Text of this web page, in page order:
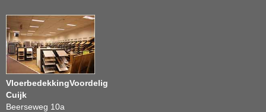
VloerbedekkingVoordelig
Cuijk
Beerseweg 10a